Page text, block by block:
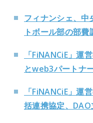
フィナンシェ、中
トボール部の部
「FiNANCiE」運
とweb3パートナ
「FiNANCiE」運
括連携協定、